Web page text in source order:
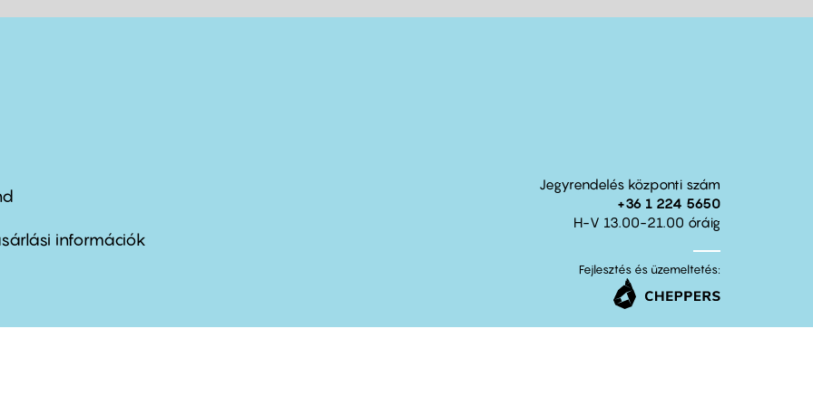
információk
Jegyrendelés központi szám
+36 1 224 5650
H-V 13.00-21.00 óráig
Fejlesztés és üzemeltetés: